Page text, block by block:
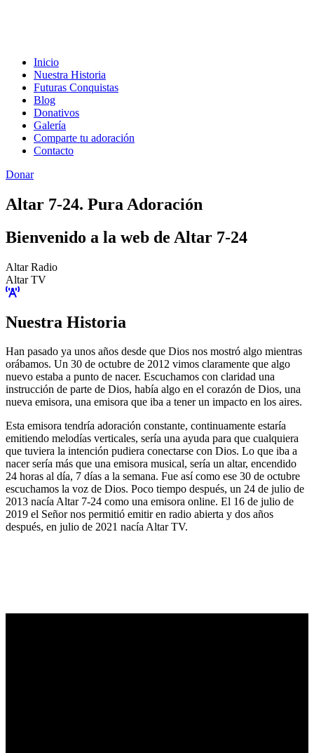
Inicio
Nuestra Historia
Futuras Conquistas
Blog
Donativos
Galería
Comparte tu adoración
Contacto
Donar
Altar 7-24. Pura Adoración
Bienvenido a la web de Altar 7-24
Altar Radio
Altar TV
Nuestra Historia
Han pasado ya unos años desde que Dios nos mostró algo mientras
orábamos. Un 30 de octubre de 2012 vimos claramente que algo
nuevo estaba a punto de nacer. Escuchamos con claridad una
instrucción de parte de Dios, había algo en el corazón de Dios, una
nueva emisora, una emisora que iba a tener un impacto en los aires.
Esta emisora tendría adoración constante, continuamente estaría
emitiendo melodías verticales, sería una ayuda para que cualquiera
que tuviera la intención pudiera conectarse con Dios. Lo que iba a
nacer sería más que una emisora musical, sería un altar, encendido
24 horas al día, 7 días a la semana. Fue así como ese 30 de octubre
escuchamos la voz de Dios. Poco tiempo después, un 24 de julio de
2013 nacía Altar 7-24 como una emisora online. El 16 de julio de
2019 el Señor nos permitió emitir en radio abierta y dos años
después, en julio de 2021 nacía Altar TV.